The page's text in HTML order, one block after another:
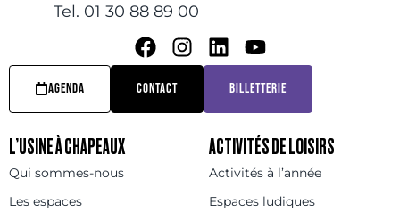
Tel. 01 30 88 89 00
AGENDA CONTACT BILLETTERIE
L’USINE À CHAPEAUX
Qui sommes-nous
Les espaces
ACTIVITÉS DE LOISIRS
Activités à l’année
Espaces ludiques